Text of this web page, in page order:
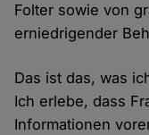
Folter sowie von
erniedrigender
Das ist das, was
Ich erlebe, dass
Informationen